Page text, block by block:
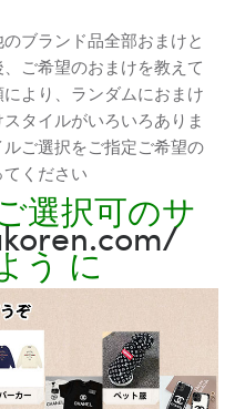
ブランド品全部おまけと
ご希望のおまけを教えて
より、ランダムにおまけ
タイルがいろいろありま
ご選択をご指定ご希望の
ください
選択可のサ
う に